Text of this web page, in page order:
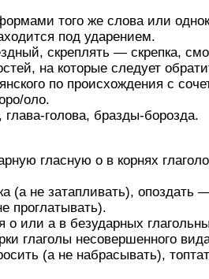
того же слова или
под ударением.
скреплять — скрепка,
на которые следует
по происхождения с
оло.
голова, бразды-борозда.
гласную о в корнях
(а не затапливать), опоздать
проглатывать).
или а в безударных
глаголы несовершенного
(а не набрасывать),